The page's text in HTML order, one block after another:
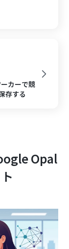
カーで競
存する
Opal